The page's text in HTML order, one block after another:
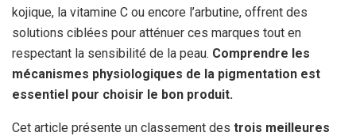
kojique, la vitamine C ou encore l’arbutine, offrent des
solutions ciblées pour atténuer ces marques tout en
respectant la sensibilité de la peau. Comprendre les
mécanismes physiologiques de la pigmentation est
essentiel pour choisir le bon produit.
Cet article présente un classement des trois meilleures